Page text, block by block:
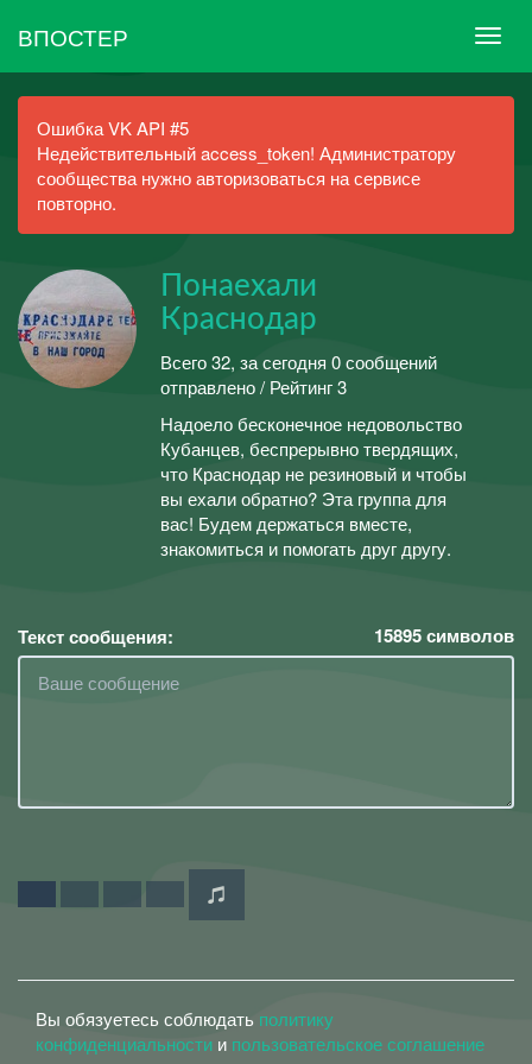
ВПОСТЕР
Ошибка VK API #5
Недействительный access_token! Администратору
сообщества нужно авторизоваться на сервисе
повторно.
Понаехали
Краснодар
Всего 32, за сегодня 0 сообщений
отправлено / Рейтинг 3
Надоело бесконечное недовольство
Кубанцев, беспрерывно твердящих,
что Краснодар не резиновый и чтобы
вы ехали обратно? Эта группа для
вас! Будем держаться вместе,
знакомиться и помогать друг другу.
Текст сообщения: 15895символов
Вы обязуетесь соблюдать политику
конфиденциальности и пользовательское соглашение